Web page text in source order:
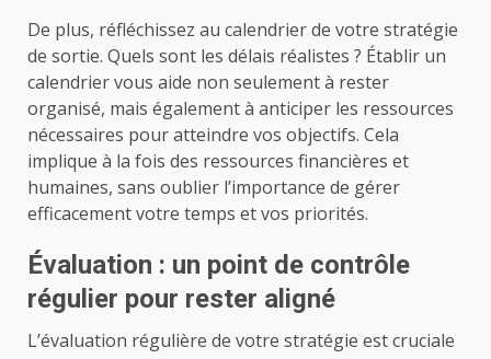
De plus, réfléchissez au calendrier de votre stratégie
de sortie. Quels sont les délais réalistes ? Établir un
calendrier vous aide non seulement à rester
organisé, mais également à anticiper les ressources
nécessaires pour atteindre vos objectifs. Cela
implique à la fois des ressources financières et
humaines, sans oublier l’importance de gérer
efficacement votre temps et vos priorités.
Évaluation : un point de contrôle
régulier pour rester aligné
L’évaluation régulière de votre stratégie est cruciale